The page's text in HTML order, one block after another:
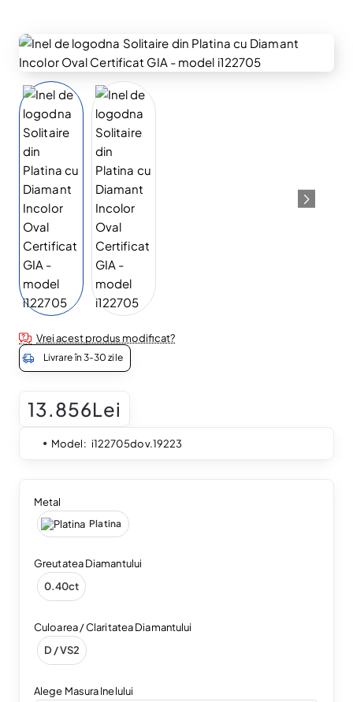
Disponibil în Showroom
Vrei acest produs modificat?
Livrare în 3-30 zile
13.856Lei
Model: i122705dov.19223
Metal
Platina
Greutatea Diamantului
0.40ct
Culoarea / Claritatea Diamantului
D / VS2
Alege Masura Inelului